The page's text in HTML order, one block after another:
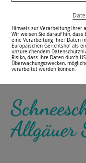
Allgäuer
Hinweis zur Verarbeitung Ihrer
Wir weisen Sie darauf hin,
eine Verarbeitung Ihrer Daten
Europäischen Gerichtshof als
unzureichendem
Risiko, dass Ihre Daten durch
Überwachungszwecken,
verarbeitet werden können.